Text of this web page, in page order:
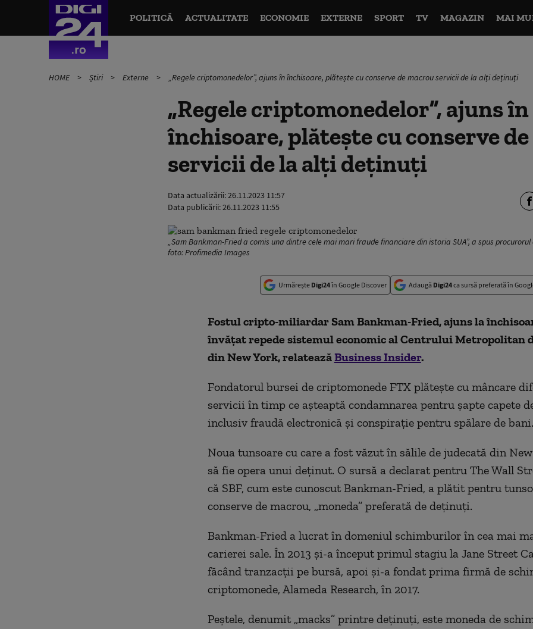
POLITICĂ ACTUALITATE ECONOMIE EXTERNE SPORT TV MAGAZIN MAI
HOME Știri Externe „Regele criptomonedelor”, ajuns în închisoare, plătește cu conserve de macrou servicii de la alți deținuți
„Regele criptomonedelor”, ajuns în
închisoare, plătește cu conserve
servicii de la alți deținuți
Data actualizării:26.11.2023 11:57
Data publicării:26.11.2023 11:55
„Sam Bankman-Fried a comis una dintre cele mai mari fraude financiare din istoria SUA”, a spus
foto: Profimedia Images
Urmărește Digi24în Google Discover Adaugă Digi24ca sursă preferată în
Fostul cripto-miliardar Sam Bankman-Fried, ajuns la
învățat repede sistemul economic al Centrului Metropolitan
din New York, relateazăBusiness Insider.
Fondatorul bursei de criptomonede FTX plătește cu mâncare
servicii în timp ce așteaptă condamnarea pentru șapte capete
inclusiv fraudă electronică și conspirație pentru spălare de bani.
Noua tunsoare cu care a fost văzut în sălile de judecată din
să fie opera unui deținut. O sursă a declarat pentru The Wall
că SBF, cum este cunoscut Bankman-Fried, a plătit pentru
conserve de macrou, „moneda” preferată de deținuți.
Bankman-Fried a lucrat în domeniul schimburilor în cea mai
carierei sale. În 2013 și-a început primul stagiu la Jane Street
făcând tranzacții pe bursă, apoi și-a fondat prima firmă de
criptomonede, Alameda Research, în 2017.
Peștele, denumit „macks” printre deținuți, este moneda de